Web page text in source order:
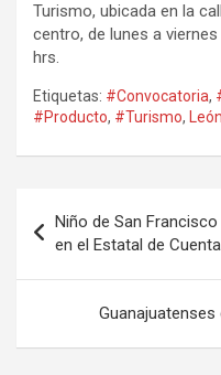
Turismo, ubicada en la
centro, de lunes a
hrs.
Etiquetas: #Convocatoria,
#Producto, #Turismo, León
de
entradas
Niño de San
en el Estatal de